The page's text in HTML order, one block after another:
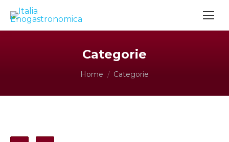
Categorie
Tu sei qui:
Home Categorie